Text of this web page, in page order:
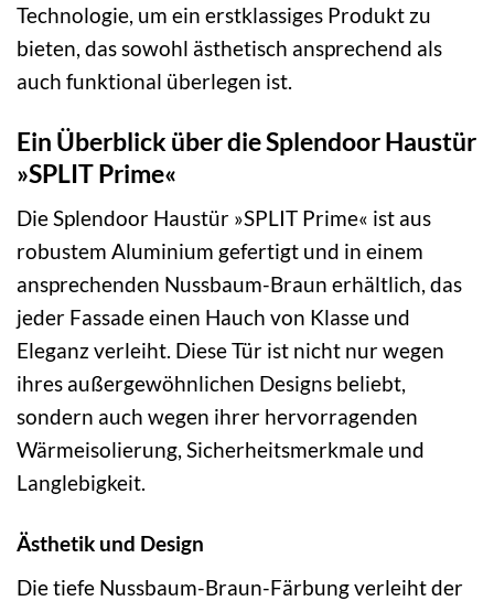
Technologie, um ein erstklassiges Produkt zu
bieten, das sowohl ästhetisch ansprechend als
auch funktional überlegen ist.
Ein Überblick über die Splendoor Haustür
»SPLIT Prime«
Die Splendoor Haustür »SPLIT Prime« ist aus
robustem Aluminium gefertigt und in einem
ansprechenden Nussbaum-Braun erhältlich, das
jeder Fassade einen Hauch von Klasse und
Eleganz verleiht. Diese Tür ist nicht nur wegen
ihres außergewöhnlichen Designs beliebt,
sondern auch wegen ihrer hervorragenden
Wärmeisolierung, Sicherheitsmerkmale und
Langlebigkeit.
Ästhetik und Design
Die tiefe Nussbaum-Braun-Färbung verleiht der